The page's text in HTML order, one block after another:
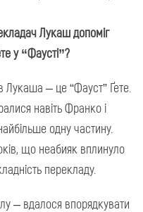
Лукаш допоміг
у “Фаусті”?
Лукаша – це “Фауст” Ґете.
навіть Франко і
одну частину.
що неабияк вплинуло
перекладу.
– вдалося впорядкувати